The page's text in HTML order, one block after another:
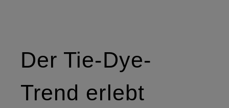
Der Tie-Dye-
Trend erlebt